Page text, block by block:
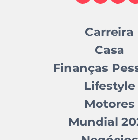
Carreira
Casa
Finanças
Lifestyle
Motores
Mundial